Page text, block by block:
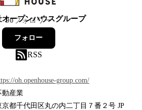
オープンハウスグループ
90フォロワー
フォロー
RSS
oh.openhouse-group.com/
動産業
京都千代田区丸の内二丁目７番２号 JP